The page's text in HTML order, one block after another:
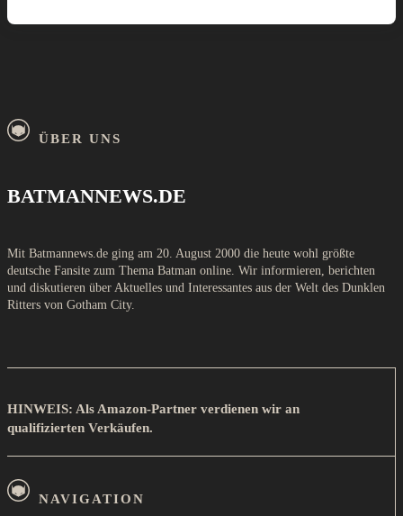
ÜBER UNS
BATMANNEWS.DE
Mit Batmannews.de ging am 20. August 2000 die heute wohl größte
deutsche Fansite zum Thema Batman online. Wir informieren, berichten
und diskutieren über Aktuelles und Interessantes aus der Welt des Dunklen
Ritters von Gotham City.
HINWEIS: Als Amazon-Partner verdienen wir an
qualifizierten Verkäufen.
NAVIGATION